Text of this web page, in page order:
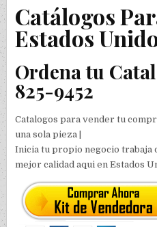
Catálogos
Estados
Ordena tu
825-9452
Catalogos para vender tu
una sola pieza |
Inicia tu propio negocio trabaja
mejor calidad aqui en Estados